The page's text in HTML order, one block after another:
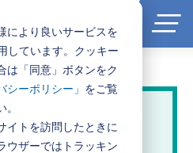
により良いサービスを
しています。クッキー
は「同意」ボタンをク
シーポリシー」 をご覧
。
イトを訪問したときに
ウザーではトラッキン